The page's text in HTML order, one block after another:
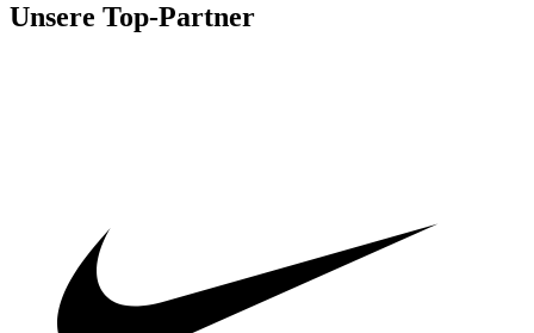
Unsere Top-Partner